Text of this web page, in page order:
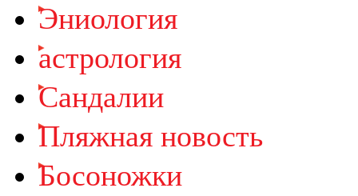
Эниология
астрология
Cандалии
Пляжная новость
Босоножки